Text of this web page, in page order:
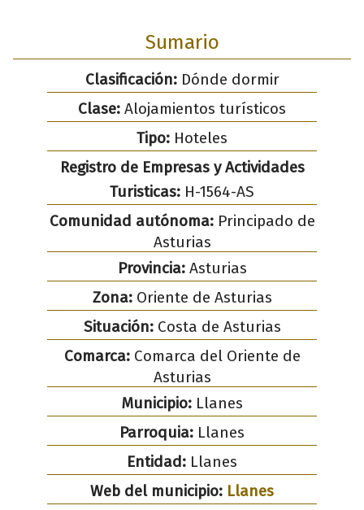
Sumario
Clasificación:Dónde dormir
Clase: Alojamientos turísticos
Tipo: Hoteles
Registro de Empresas y Actividades
Turisticas: H-1564-AS
Comunidad autónoma:Principado de
Asturias
Provincia:Asturias
Zona:Oriente de Asturias
Situación:Costa de Asturias
Comarca:Comarca del Oriente de
Asturias
Municipio: Llanes
Parroquia: Llanes
Entidad: Llanes
Web del municipio: Llanes